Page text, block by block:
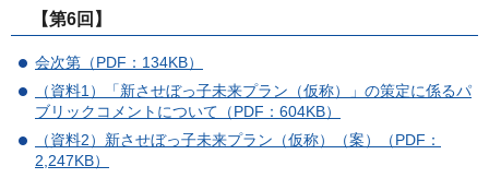
【第6回】
会次第（PDF：134KB）
（資料1）「新させぼっ子未来プラン（仮称）」の策定に係るパ
ブリックコメントについて（PDF：604KB）
（資料2）新させぼっ子未来プラン（仮称）（案）（PDF：
2,247KB）